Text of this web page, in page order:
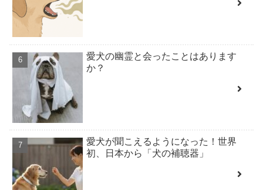
愛犬の幽霊と会ったことはあります
か？
愛犬が聞こえるようになった！世界
初、日本から「犬の補聴器」